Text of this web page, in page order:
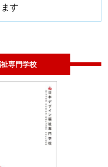
す
専門学校